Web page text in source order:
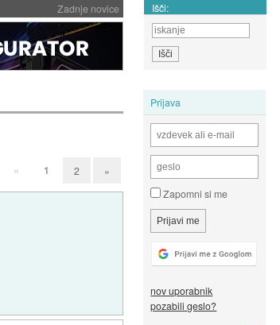
Zadnje novice Išči:
Prijava
Zapomni si me
nov uporabnik
pozabili geslo?
« 1 2 »